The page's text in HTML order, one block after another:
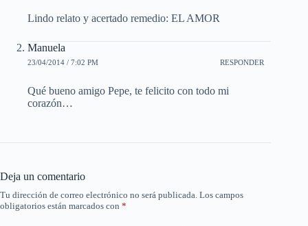
Lindo relato y acertado remedio: EL AMOR
Manuela
23/04/2014 / 7:02 PM RESPONDER
Qué bueno amigo Pepe, te felicito con todo mi
corazón…
Deja un comentario
Tu dirección de correo electrónico no será publicada. Los campos
obligatorios están marcados con *